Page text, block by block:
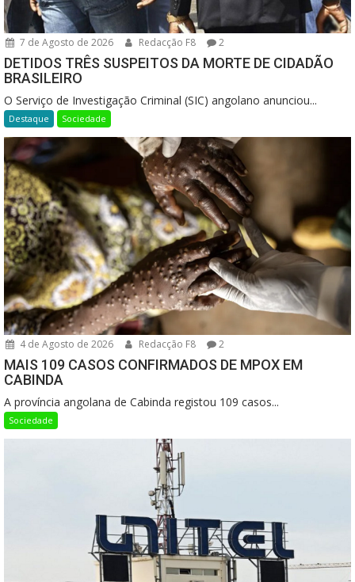
7 de Agosto de 2026 Redacção F8 2
DETIDOS TRÊS SUSPEITOS DA MORTE DE CIDADÃO
BRASILEIRO
O Serviço de Investigação Criminal (SIC) angolano anunciou...
Destaque Sociedade
4 de Agosto de 2026 Redacção F8 2
MAIS 109 CASOS CONFIRMADOS DE MPOX EM
CABINDA
A província angolana de Cabinda registou 109 casos...
Sociedade